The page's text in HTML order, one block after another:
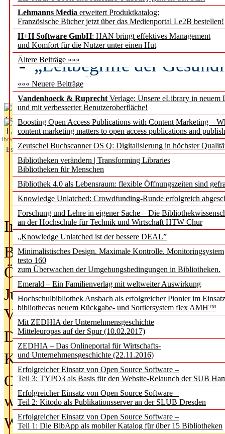
Lehmanns Media erweitert Produktkatalog:
Französische Bücher jetzt über das Medienportal Le2B bestellen!
H+H Software GmbH: HAN bringt effektives Management
und Komfort für die Nutzer unter einen Hut
Ältere Beiträge »»»
««« Neuere Beiträge
Vandenhoeck & Ruprecht Verlage: Unsere eLibrary in neuem
und mit verbesserter Benutzeroberfläche!
Boosting Open Access Publications with Content Marketing –
content marketing matters to open access publications and
Zeutschel Buchscanner OS Q: Digitalisierung in höchster
Bibliotheken verändern | Transforming Libraries
Bibliotheken für Menschen
Bibliothek 4.0 als Lebensraum: flexible Öffnungszeiten sind
Knowledge Unlatched: Crowdfunding-Runde erfolgreich
Forschung und Lehre in eigener Sache – Die
an der Hochschule für Technik und Wirtschaft HTW Chur
„Knowledge Unlatched ist der bessere DEAL”
Minimalistisches Design. Maximale Kontrolle. Monitoringsystem
testo 160
zum Überwachen der Umgebungsbedingungen in Bibliotheken.
Emerald – Ein Familienverlag mit weltweiter Auswirkung
Hochschulbibliothek Ansbach als erfolgreicher Pionier im
bibliothecas neuem Rückgabe- und Sortiersystem flex AMH™
Mit ZEDHIA der Unternehmensgeschichte
Mitteleuropas auf der Spur (10.02.2017)
ZEDHIA – Das Onlineportal für Wirtschafts-
und Unternehmensgeschichte (22.11.2016)
Erfolgreicher Einsatz von Open Source Software –
Teil 3: TYPO3 als Basis für den Website-Relaunch der SUB
Erfolgreicher Einsatz von Open Source Software –
Teil 2: Kitodo als Publikationsserver an der SLUB Dresden
Erfolgreicher Einsatz von Open Source Software –
Teil 1: Die BibApp als mobiler Katalog für über 15 Bibliotheken
Künstliche Intelligenz
besser zu verstehen
„Leitbegriffe der
des BIÖG erscheinen
Aktuelles aus
L
ibrary
Essentials
In der Ausgabe05/2026(Juni/Juli
Bürgerforum fordert mehr
Öffentlichkeit
Jugendliche wollen besseren
Verbote
Digitale Langzeit­archi­vierung
KI-Chatbots werden Teil der
Offene Infrastrukturen für
wissenschaftliche
Warum die Debatte über KI-Texte